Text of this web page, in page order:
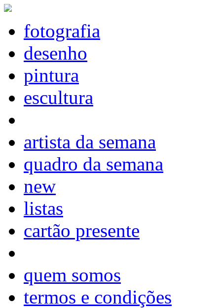
fotografia
desenho
pintura
escultura
artista da semana
quadro da semana
new
listas
cartão presente
quem somos
termos e condições